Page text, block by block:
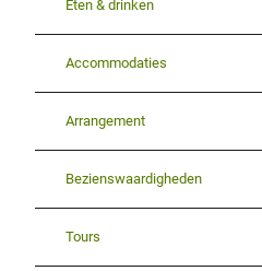
Eten & drinken
Accommodaties
Arrangement
Bezienswaardigheden
Tours